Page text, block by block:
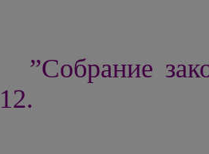
”Собрание
12.